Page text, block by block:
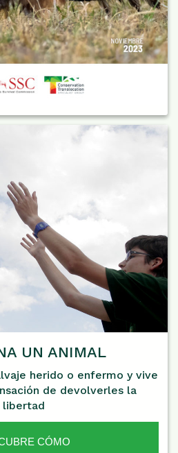
UN ANIMAL
herido o enfermo y vive
de devolverles la
libertad
CÓMO